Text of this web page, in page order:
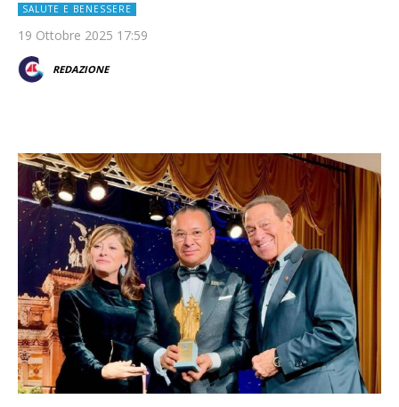
SALUTE E BENESSERE
19 Ottobre 2025 17:59
REDAZIONE